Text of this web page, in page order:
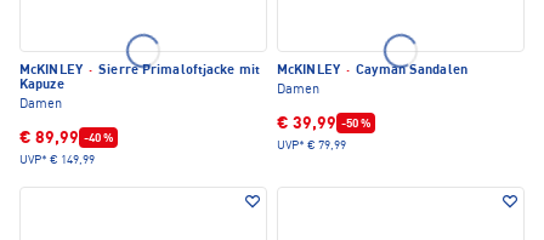
McKINLEY · Sierre Primaloftjacke mit
Kapuze
Damen
€ 89,99 -40 %
UVP* € 149,99
McKINLEY · Cayman Sandalen
Damen
€ 39,99 -50 %
UVP* € 79,99